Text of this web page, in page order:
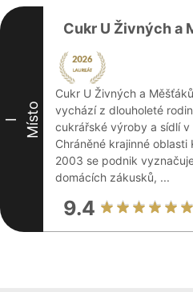
I Místo
Cukr U Živných a
Cukr U Živných a
vychází z dlouholeté
cukrářské výroby a sídlí
Chráněné krajinné oblasti
2003 se podnik
domácích zákusků, ...
9.4